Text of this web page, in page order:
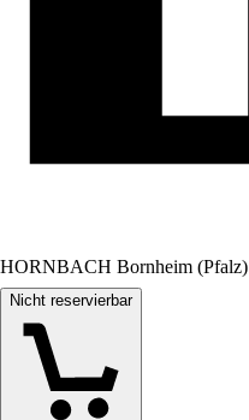
HORNBACH Bornheim (Pfalz)
Nicht reservierbar